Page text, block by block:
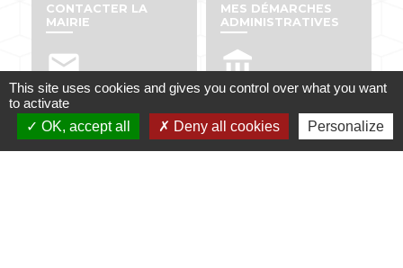
CONTACTER LA
MAIRIE
email
MES DÉMARCHES
ADMINISTRATIVES
account_balance
This site uses cookies and gives you control over what you want
to activate
OK, accept all
Deny all cookies Personalize